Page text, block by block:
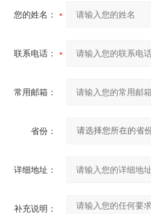
您的姓名：
联系电话：
常用邮箱：
省份：
详细地址：
补充说明：